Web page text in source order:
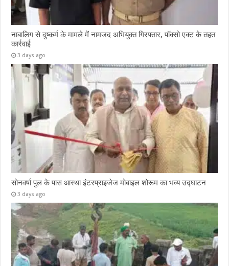
नाबालिग से दुष्कर्म के मामले में नामजद अभियुक्त गिरफ्तार, पॉक्सो एक्ट के तहत
कार्रवाई
3 days ago
सोनवर्षा पुल के पास आस्था इंटरप्राइजेज मोबाइल शोरूम का भव्य उद्घाटन
3 days ago